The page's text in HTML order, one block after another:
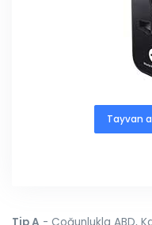
Tayvan